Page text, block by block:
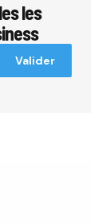
les
Valider